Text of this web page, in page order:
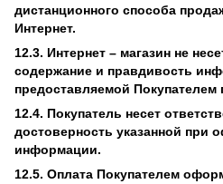
дистанционного способа
Интернет.
12.3. Интернет – магазин не
содержание и правдивость
предоставляемой
12.4. Покупатель несет
достоверность указанной при
информации.
12.5. Оплата Покупателем